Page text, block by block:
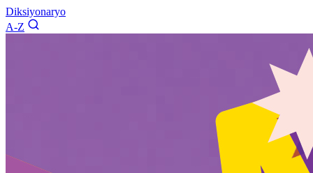
Diksiyonaryo
A-Z